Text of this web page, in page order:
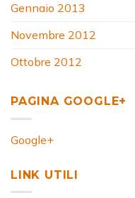
Gennaio 2013
Novembre 2012
Ottobre 2012
PAGINA GOOGLE+
Google+
LINK UTILI